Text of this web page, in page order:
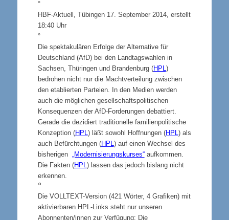
°
HBF-Aktuell, Tübingen 17. September 2014, erstellt
18:40 Uhr
°
Die spektakulären Erfolge der Alternative für
Deutschland (AfD) bei den Landtagswahlen in
Sachsen, Thüringen und Brandenburg (HPL )
bedrohen nicht nur die Machtverteilung zwischen
den etablierten Parteien. In den Medien werden
auch die möglichen gesellschaftspolitischen
Konsequenzen der AfD-Forderungen debattiert.
Gerade die dezidiert traditionelle familienpolitische
Konzeption (HPL ) läßt sowohl Hoffnungen (HPL ) als
auch Befürchtungen (HPL ) auf einen Wechsel des
bisherigen
„Modernisierungskurses“aufkommen.
Die Fakten (HPL ) lassen das jedoch bislang nicht
erkennen.
°
Die VOLLTEXT-Version (421 Wörter, 4 Grafiken) mit
aktivierbaren HPL-Links steht nur unseren
Abonnenten/innen zur Verfügung: Die